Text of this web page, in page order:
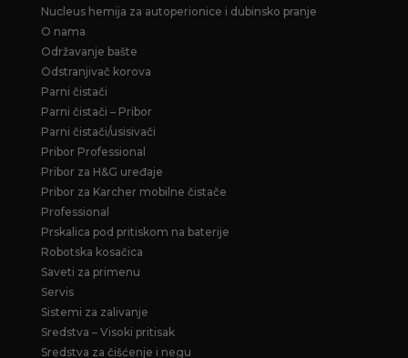
Nucleus hemija za autoperionice i dubinsko pranje
O nama
Održavanje bašte
Odstranjivač korova
Parni čistači
Parni čistači – Pribor
Parni čistači/usisivači
Pribor Professional
Pribor za H&G uređaje
Pribor za Karcher mobilne čistače
Professional
Prskalica pod pritiskom na baterije
Robotska kosačica
Saveti za primenu
Servis
Sistemi za zalivanje
Sredstva – Visoki pritisak
Sredstva za čišćenje i negu